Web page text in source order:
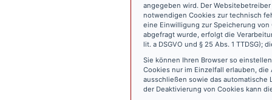
angegeben wird. Der
notwendigen Cookies zur technisch
eine Einwilligung zur Speicherung
abgefragt wurde, erfolgt die
lit. a DSGVO und § 25 Abs. 1
Sie können Ihren Browser so
Cookies nur im Einzelfall erlauben,
ausschließen sowie das automatische
der Deaktivierung von Cookies kann